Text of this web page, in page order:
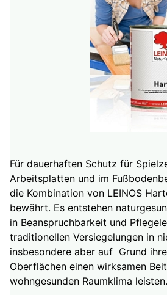
Für dauerhaften Schutz für
Arbeitsplatten und im
die Kombination von LEINOS
bewährt. Es entstehen
in Beanspruchbarkeit und
traditionellen Versiegelungen in
insbesondere aber auf Grund
Oberflächen einen wirksamen
wohngesunden Raumklima leisten.